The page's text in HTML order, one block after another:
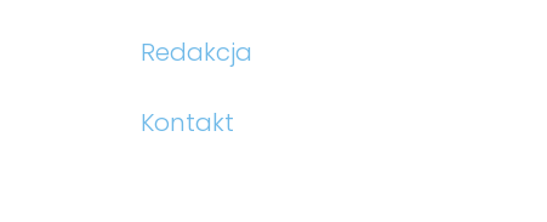
Redakcja
Kontakt